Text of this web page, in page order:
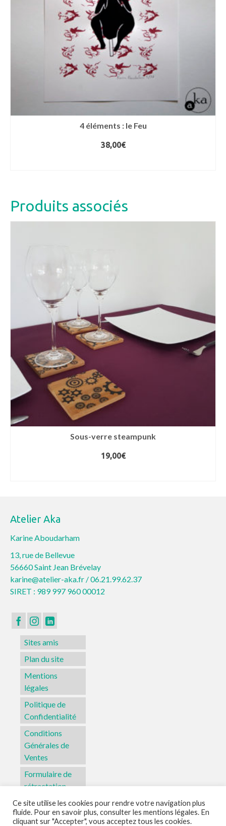
4 éléments : le Feu
38,00€
Produits associés
Sous-verre steampunk
19,00€
être
Atelier Aka
Karine Aboudarham
13, rue de Bellevue
56660 Saint Jean Brévelay
karine@atelier-aka.fr /06.21.99.62.37
SIRET : 989 997 960 00012
Sites amis
Plan du site
Mentions
légales
Politique de
Confidentialité
Conditions
Générales de
Ventes
Formulaire de
rétractation
Sites amis Plan du site Mentions légales Politique de Confidentialité
Ce site utilise les cookies pour rendre votre navigation plus
fluide. Pour en savoir plus, consulter les mentions légales. En
cliquant sur "Accepter", vous acceptez tous les cookies.